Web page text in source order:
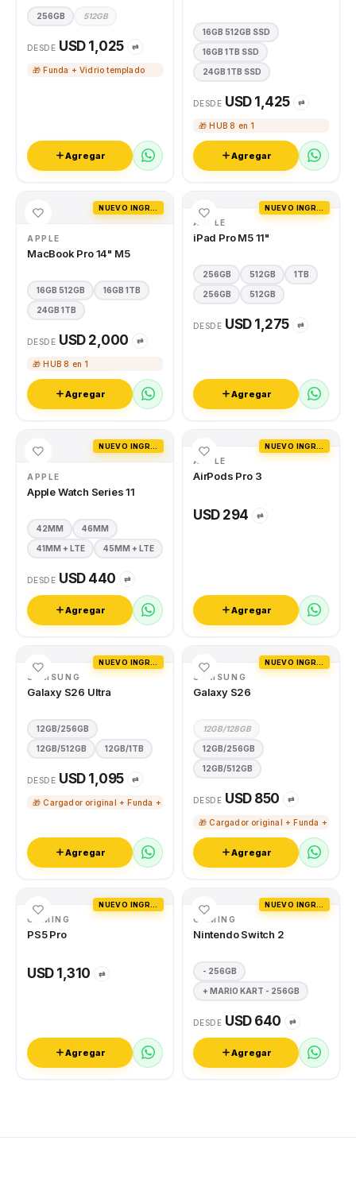
256GB 512GB
DESDE USD 1,025 ⇄
🎁 Funda + Vidrio templado
Agregar
16GB 512GB SSD
16GB 1TB SSD
24GB 1TB SSD
DESDE USD 1,425 ⇄
🎁 HUB 8 en 1
Agregar
APPLE
MacBook Pro 14" M5
16GB 512GB 16GB 1TB
24GB 1TB
DESDE USD 2,000 ⇄
🎁 HUB 8 en 1
Agregar
APPLE
iPad Pro M5 11"
256GB 512GB 1TB
256GB 512GB
DESDE USD 1,275 ⇄
Agregar
APPLE
Apple Watch Series 11
42MM 46MM
41MM + LTE 45MM + LTE
DESDE USD 440 ⇄
Agregar
APPLE
AirPods Pro 3
USD 294 ⇄
Agregar
SAMSUNG
Galaxy S26 Ultra
12GB/256GB
12GB/512GB 12GB/1TB
DESDE USD 1,095 ⇄
🎁 Cargador original + Funda + Vidrio templado
Agregar
SAMSUNG
Galaxy S26
12GB/128GB
12GB/256GB
12GB/512GB
DESDE USD 850 ⇄
🎁 Cargador original + Funda +
Agregar
GAMING
PS5 Pro
USD 1,310 ⇄
Agregar
GAMING
Nintendo Switch 2
- 256GB
+ MARIO KART - 256GB
DESDE USD 640 ⇄
Agregar